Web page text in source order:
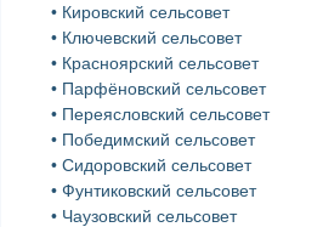
• Кировский сельсовет
• Ключевский сельсовет
• Красноярский сельсовет
• Парфёновский сельсовет
• Переясловский сельсовет
• Победимский сельсовет
• Сидоровский сельсовет
• Фунтиковский сельсовет
• Чаузовский сельсовет